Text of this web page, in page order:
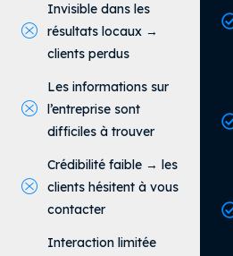
Invisible dans les
résultats locaux →
clients perdus
Les informations sur
l’entreprise sont
difficiles à trouver
Crédibilité faible → les
clients hésitent à vous
contacter
Interaction limitée